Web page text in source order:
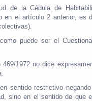
la Cédula de
el artículo 2 anterior,
puede ser el
1972 no dice
sentido restrictivo
sino en el sentido de